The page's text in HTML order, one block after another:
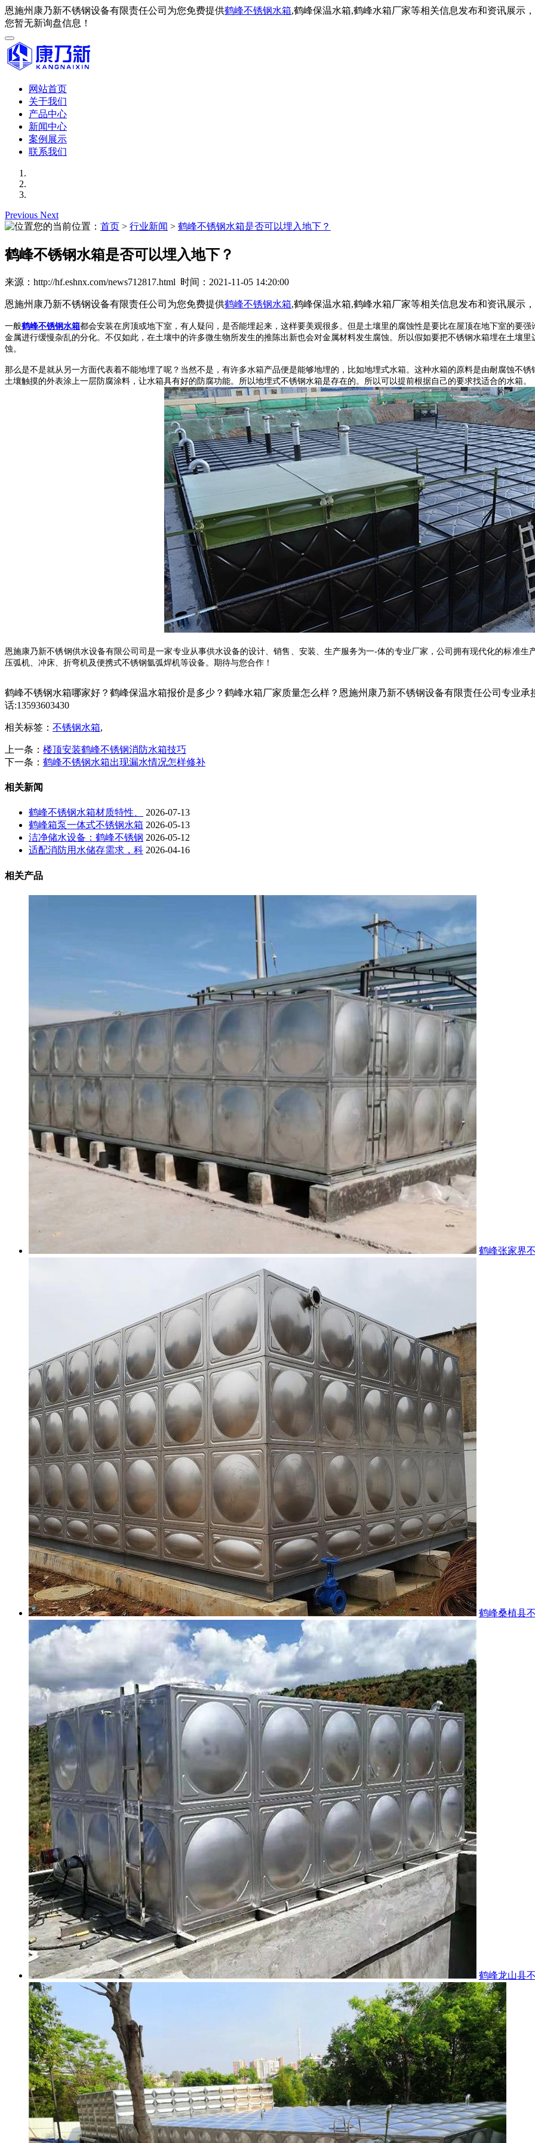
恩施州康乃新不锈钢设备有限责任公司为您免费提供鹤峰不锈钢水箱,鹤峰保温水箱,鹤峰水箱厂家等相关信息发布和资讯展示，
您暂无新询盘信息！
网站首页
关于我们
产品中心
新闻中心
案例展示
联系我们
Previous Next
您的当前位置： 首页 > 行业新闻 > 鹤峰不锈钢水箱是否可以埋入地下？
鹤峰不锈钢水箱是否可以埋入地下？
来源：http://hf.eshnx.com/news712817.html 时间：2021-11-05 14:20:00
恩施州康乃新不锈钢设备有限责任公司为您免费提供鹤峰不锈钢水箱,鹤峰保温水箱,鹤峰水箱厂家等相关信息发布和资讯展示，
一般鹤峰不锈钢水箱都会安装在房顶或地下室，有人疑问，是否能埋起来，这样要美观很多。但是土壤里的腐蚀性是要比在屋顶在地下室的要
金属进行缓慢杂乱的分化。不仅如此，在土壤中的许多微生物所发生的推陈出新也会对金属材料发生腐蚀。所以假如要把不锈钢水箱埋在土壤里
蚀。
那么是不是就从另一方面代表着不能地埋了呢？当然不是，有许多水箱产品便是能够地埋的，比如地埋式水箱。这种水箱的原料是由耐腐蚀不
土壤触摸的外表涂上一层防腐涂料，让水箱具有好的防腐功能。所以地埋式不锈钢水箱是存在的。所以可以提前根据自己的要求找适合的水箱。
恩施康乃新不锈钢供水设备有限公司司是一家专业从事供水设备的设计、销售、安装、生产服务为一-体的专业厂家，公司拥有现代化的标准
压弧机、冲床、折弯机及便携式不锈钢氩弧焊机等设备。期待与您合作！
鹤峰不锈钢水箱哪家好？鹤峰保温水箱报价是多少？鹤峰水箱厂家质量怎么样？恩施州康乃新不锈钢设备有限责任公司专业
话:13593603430
相关标签： 不锈钢水箱,
上一条： 楼顶安装鹤峰不锈钢消防水箱技巧
下一条： 鹤峰不锈钢水箱出现漏水情况怎样修补
相关新闻
鹤峰不锈钢水箱材质特性、
2026-07-13
鹤峰箱泵一体式不锈钢水箱 2026-05-13
洁净储水设备：鹤峰不锈钢 2026-05-12
适配消防用水储存需求，科 2026-04-16
相关产品
鹤峰张家界
鹤峰桑植县
鹤峰龙山县